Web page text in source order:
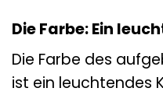
Die Farbe: Ein
Die Farbe des
ist ein leuchtendes